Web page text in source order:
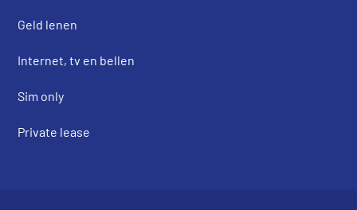
Geld lenen
Internet, tv en bellen
Sim only
Private lease